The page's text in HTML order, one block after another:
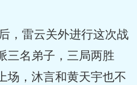
，雷云关外进行这次战
三名弟子，三局两胜
场，沐言和黄天宇也不